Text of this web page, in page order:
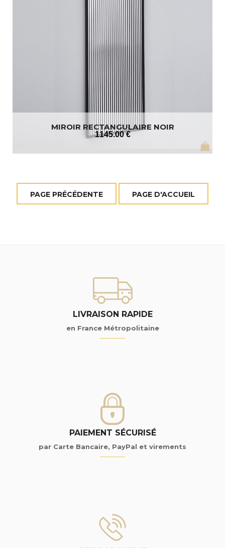
MIROIR RECTANGULAIRE NOIR
1145.00 €
LIVRAISON RAPIDE
en France Métropolitaine
PAIEMENT SÉCURISÉ
par Carte Bancaire, PayPal et virements